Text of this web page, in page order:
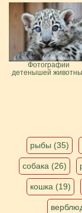
Фотографии
детенышей
рыбы (35)
собака (26)
кошка (19)